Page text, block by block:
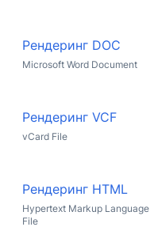
Рендеринг DOC
Microsoft Word Document
Рендеринг VCF
vCard File
Рендеринг HTML
Hypertext Markup Language
File